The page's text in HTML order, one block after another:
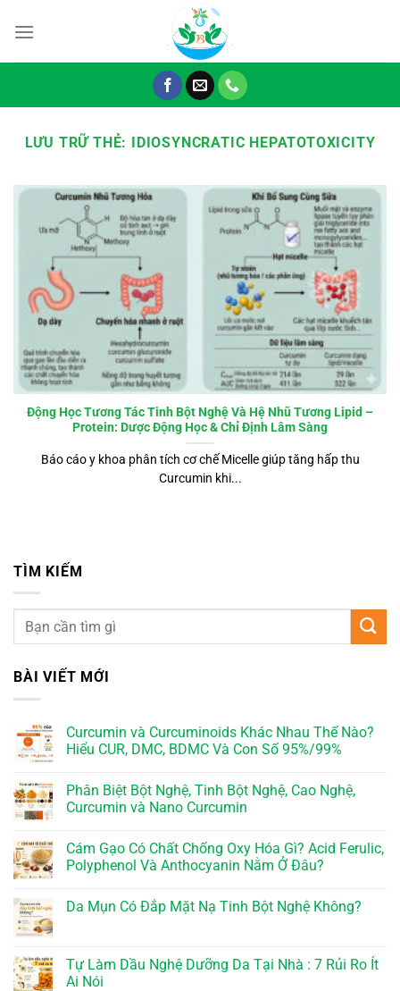
đến
LƯU TRỮ THẺ: IDIOSYNCRATIC HEPATOTOXICITY
Động Học Tương Tác Tinh Bột Nghệ Và Hệ Nhũ Tương Lipid –
Protein: Dược Động Học & Chỉ Định Lâm Sàng
Báo cáo y khoa phân tích cơ chế Micelle giúp tăng hấp thu
Curcumin khi...
TÌM KIẾM
BÀI VIẾT MỚI
Curcumin và Curcuminoids Khác Nhau Thế Nào?
Hiểu CUR, DMC, BDMC Và Con Số 95%/99%
Phân Biệt Bột Nghệ, Tinh Bột Nghệ, Cao Nghệ,
Curcumin và Nano Curcumin
Cám Gạo Có Chất Chống Oxy Hóa Gì? Acid Ferulic,
Polyphenol Và Anthocyanin Nằm Ở Đâu?
Da Mụn Có Đắp Mặt Nạ Tinh Bột Nghệ Không?
Tự Làm Dầu Nghệ Dưỡng Da Tại Nhà : 7 Rủi Ro Ít
Ai Nói